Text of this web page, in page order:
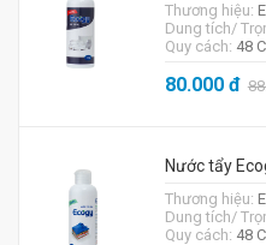
Thương hiệu:
Dung tích/
Quy cách: 48
80.000đ
Nước tẩy
Thương hiệu:
Dung tích/
Quy cách: 48